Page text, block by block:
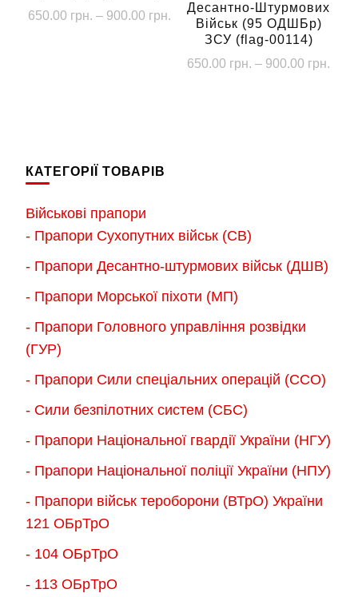
650.00 грн. – 900.00 грн.Діапазон
можна
на
сторінці
товару
Десантно-Штурмових
Військ (95 ОДШБр)
ЗСУ (flag-00114)
650.00 грн. – 900.00 грн.
на
КАТЕГОРІЇ ТОВАРІВ
Військові прапори
- Прапори Сухопутних військ (СВ)
- Прапори Десантно-штурмових військ (ДШВ)
- Прапори Морської піхоти (МП)
- Прапори Головного управління розвідки
(ГУР)
- Прапори Сили спеціальних операцій (ССО)
- Сили безпілотних систем (СБС)
- Прапори Національної гвардії України (НГУ)
- Прапори Національної поліції України (НПУ)
- Прапори військ тероборони (ВТрО) України
121 ОБрТрО
- 104 ОБрТрО
- 113 ОБрТрО